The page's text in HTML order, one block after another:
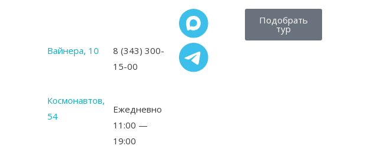
Вайнера, 10
Космонавтов,
54
8 (343) 300-
15-00
Ежедневно
11:00 —
19:00
Подобрать
тур